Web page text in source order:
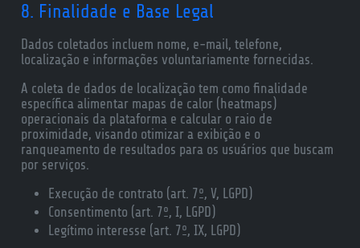
8. Finalidade e Base Legal
Dados coletados incluem nome, e-mail, telefone,
localização e informações voluntariamente fornecidas.
A coleta de dados de localização tem como finalidade
específica alimentar mapas de calor (heatmaps)
operacionais da plataforma e calcular o raio de
proximidade, visando otimizar a exibição e o
ranqueamento de resultados para os usuários que buscam
por serviços.
Execução de contrato (art. 7º, V, LGPD)
Consentimento (art. 7º, I, LGPD)
Legítimo interesse (art. 7º, IX, LGPD)